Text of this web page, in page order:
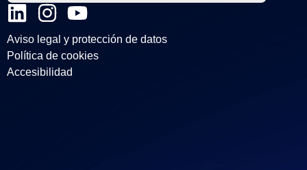
L
i
n
k
I
n
s
t
Y
o
u
Aviso legal y protección de datos
Política de cookies
Accesibilidad